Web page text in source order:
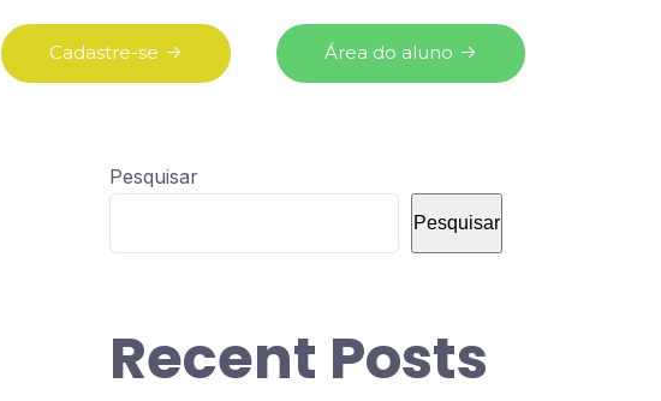
Cadastre-se Área do aluno
Pesquisar
Pesquisar
Recent Posts